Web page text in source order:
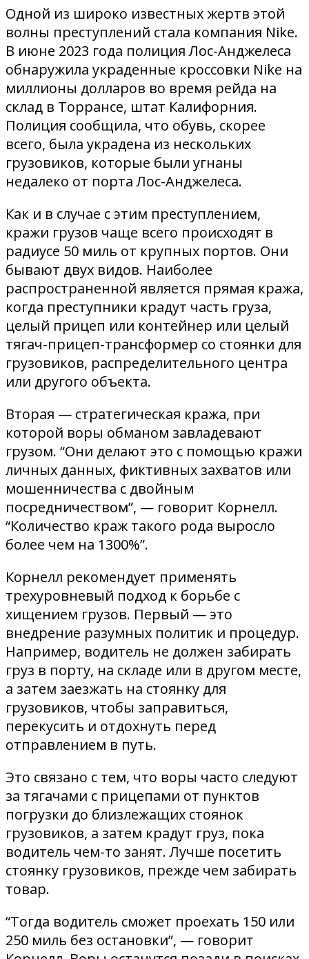
Одной из широко известных жертв этой
волны преступлений стала компания Nike.
В июне 2023 года полиция Лос-Анджелеса
обнаружила украденные кроссовки Nike на
миллионы долларов во время рейда на
склад в Торрансе, штат Калифорния.
Полиция сообщила, что обувь, скорее
всего, была украдена из нескольких
грузовиков, которые были угнаны
недалеко от порта Лос-Анджелеса.
Как и в случае с этим преступлением,
кражи грузов чаще всего происходят в
радиусе 50 миль от крупных портов. Они
бывают двух видов. Наиболее
распространенной является прямая кража,
когда преступники крадут часть груза,
целый прицеп или контейнер или целый
тягач-прицеп-трансформер со стоянки для
грузовиков, распределительного центра
или другого объекта.
Вторая — стратегическая кража, при
которой воры обманом завладевают
грузом. “Они делают это с помощью кражи
личных данных, фиктивных захватов или
мошенничества с двойным
посредничеством”, — говорит Корнелл.
“Количество краж такого рода выросло
более чем на 1300%”.
Корнелл рекомендует применять
трехуровневый подход к борьбе с
хищением грузов. Первый — это
внедрение разумных политик и процедур.
Например, водитель не должен забирать
груз в порту, на складе или в другом месте,
а затем заезжать на стоянку для
грузовиков, чтобы заправиться,
перекусить и отдохнуть перед
отправлением в путь.
Это связано с тем, что воры часто следуют
за тягачами с прицепами от пунктов
погрузки до близлежащих стоянок
грузовиков, а затем крадут груз, пока
водитель чем-то занят. Лучше посетить
стоянку грузовиков, прежде чем забирать
товар.
“Тогда водитель сможет проехать 150 или
250 миль без остановки”, — говорит